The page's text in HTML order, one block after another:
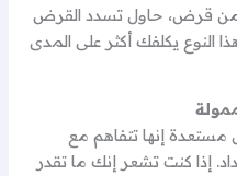
من قرض، حاول تسدد القرض
النوع يكلفك أكثر على المدى
إنها تتفاهم مع
إذا كنت تشعر إنك ما تقدر